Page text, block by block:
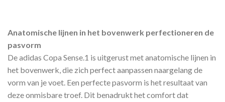
Anatomische lijnen in het bovenwerk perfectioneren de
pasvorm
De adidas Copa Sense.1 is uitgerust met anatomische lijnen in
het bovenwerk, die zich perfect aanpassen naargelang de
vorm van je voet. Een perfecte pasvorm is het resultaat van
deze onmisbare troef. Dit benadrukt het comfort dat